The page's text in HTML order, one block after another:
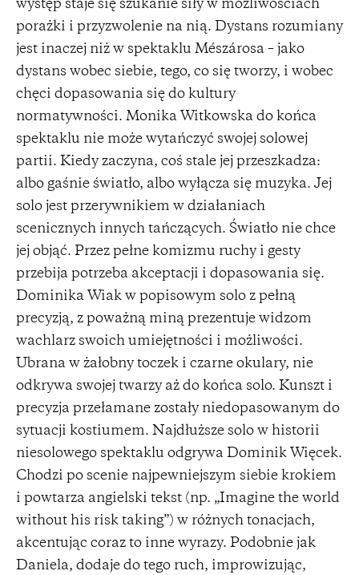
występ staje się szukanie siły w możliwościach
porażki i przyzwolenie na nią. Dystans rozumiany
jest inaczej niż w spektaklu Mészárosa – jako
dystans wobec siebie, tego, co się tworzy, i wobec
chęci dopasowania się do kultury
normatywności. Monika Witkowska do końca
spektaklu nie może wytańczyć swojej solowej
partii. Kiedy zaczyna, coś stale jej przeszkadza:
albo gaśnie światło, albo wyłącza się muzyka. Jej
solo jest przerywnikiem w działaniach
scenicznych innych tańczących. Światło nie chce
jej objąć. Przez pełne komizmu ruchy i gesty
przebija potrzeba akceptacji i dopasowania się.
Dominika Wiak w popisowym solo z pełną
precyzją, z poważną miną prezentuje widzom
wachlarz swoich umiejętności i możliwości.
Ubrana w żałobny toczek i czarne okulary, nie
odkrywa swojej twarzy aż do końca solo. Kunszt i
precyzja przełamane zostały niedopasowanym do
sytuacji kostiumem. Najdłuższe solo w historii
niesolowego spektaklu odgrywa Dominik Więcek.
Chodzi po scenie najpewniejszym siebie krokiem
i powtarza angielski tekst (np. „Imagine the world
without his risk taking”) w różnych tonacjach,
akcentując coraz to inne wyrazy. Podobnie jak
Daniela, dodaje do tego ruch, improwizując,